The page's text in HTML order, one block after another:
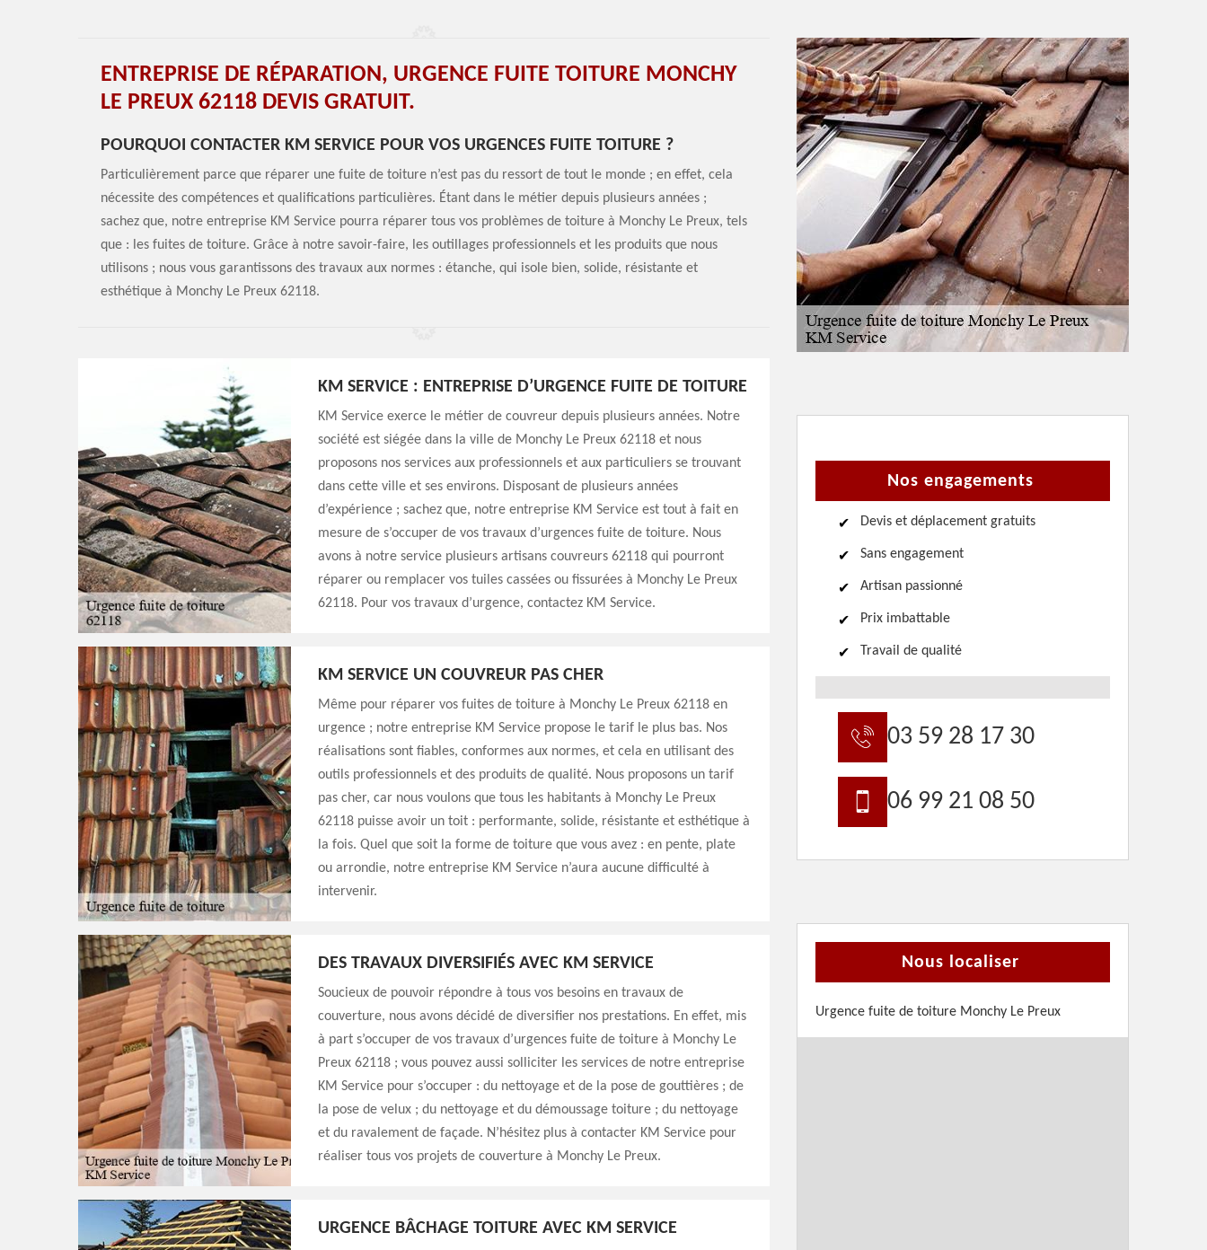
ENTREPRISE DE RÉPARATION, URGENCE FUITE TOITURE MONCHY
LE PREUX 62118 DEVIS GRATUIT.
POURQUOI CONTACTER KM SERVICE POUR VOS URGENCES FUITE TOITURE ?
Particulièrement parce que réparer une fuite de toiture n’est pas du ressort de tout le monde ; en effet, cela
nécessite des compétences et qualifications particulières. Étant dans le métier depuis plusieurs années ;
sachez que, notre entreprise KM Service pourra réparer tous vos problèmes de toiture à Monchy Le Preux, tels
que : les fuites de toiture. Grâce à notre savoir-faire, les outillages professionnels et les produits que nous
utilisons ; nous vous garantissons des travaux aux normes : étanche, qui isole bien, solide, résistante et
esthétique à Monchy Le Preux 62118.
KM SERVICE : ENTREPRISE D’URGENCE FUITE DE TOITURE
KM Service exerce le métier de couvreur depuis plusieurs années. Notre
société est siégée dans la ville de Monchy Le Preux 62118 et nous
proposons nos services aux professionnels et aux particuliers se trouvant
dans cette ville et ses environs. Disposant de plusieurs années
d’expérience ; sachez que, notre entreprise KM Service est tout à fait en
mesure de s’occuper de vos travaux d’urgences fuite de toiture. Nous
avons à notre service plusieurs artisans couvreurs 62118 qui pourront
réparer ou remplacer vos tuiles cassées ou fissurées à Monchy Le Preux
62118. Pour vos travaux d’urgence, contactez KM Service.
KM SERVICE UN COUVREUR PAS CHER
Même pour réparer vos fuites de toiture à Monchy Le Preux 62118 en
urgence ; notre entreprise KM Service propose le tarif le plus bas. Nos
réalisations sont fiables, conformes aux normes, et cela en utilisant des
outils professionnels et des produits de qualité. Nous proposons un tarif
pas cher, car nous voulons que tous les habitants à Monchy Le Preux
62118 puisse avoir un toit : performante, solide, résistante et esthétique à
la fois. Quel que soit la forme de toiture que vous avez : en pente, plate
ou arrondie, notre entreprise KM Service n’aura aucune difficulté à
intervenir.
DES TRAVAUX DIVERSIFIÉS AVEC KM SERVICE
Soucieux de pouvoir répondre à tous vos besoins en travaux de
couverture, nous avons décidé de diversifier nos prestations. En effet, mis
à part s’occuper de vos travaux d’urgences fuite de toiture à Monchy Le
Preux 62118 ; vous pouvez aussi solliciter les services de notre entreprise
KM Service pour s’occuper : du nettoyage et de la pose de gouttières ; de
la pose de velux ; du nettoyage et du démoussage toiture ; du nettoyage
et du ravalement de façade. N’hésitez plus à contacter KM Service pour
réaliser tous vos projets de couverture à Monchy Le Preux.
URGENCE BÂCHAGE TOITURE AVEC KM SERVICE
Nos engagements
Devis et déplacement gratuits
Sans engagement
Artisan passionné
Prix imbattable
Travail de qualité
03 59 28 17 30
06 99 21 08 50
Nous localiser
Urgence fuite de toiture Monchy Le Preux